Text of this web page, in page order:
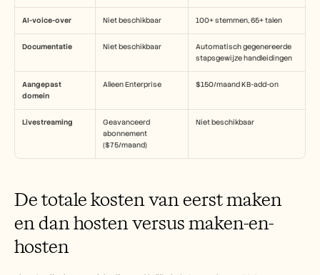
AI-voice-over Niet beschikbaar 100+ stemmen, 65+ talen
Documentatie Niet beschikbaar
Automatisch gegenereerde
stapsgewijze handleidingen
Aangepast
domein
Alleen Enterprise $150/maand KB-add-on
Livestreaming
Geavanceerd
abonnement
($75/maand)
Niet beschikbaar
De totale kosten van eerst maken
en dan hosten versus maken-en-
hosten